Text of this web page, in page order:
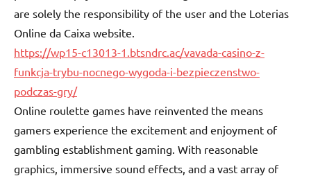
are solely the responsibility of the user and the Loterias
Online da Caixa website.
https://wp15-c13013-1.btsndrc.ac/vavada-casino-z-
funkcja-trybu-nocnego-wygoda-i-bezpieczenstwo-
podczas-gry/
Online roulette games have reinvented the means
gamers experience the excitement and enjoyment of
gambling establishment gaming. With reasonable
graphics, immersive sound effects, and a vast array of